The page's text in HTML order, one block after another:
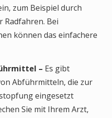
zum Beispiel durch
Radfahren. Bei
können das einfachere
– Es gibt
Abführmitteln, die zur
eingesetzt
Sie mit Ihrem Arzt,